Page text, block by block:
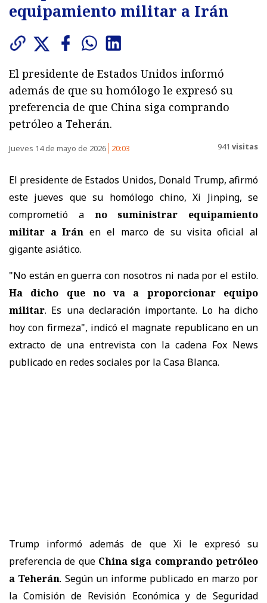
equipamiento militar a Irán
El presidente de Estados Unidos informó
además de que su homólogo le expresó su
preferencia de que China siga comprando
petróleo a Teherán.
Jueves 14 de mayo de 2026 20:03 941 visitas
El presidente de Estados Unidos, Donald Trump, afirmó
este jueves que su homólogo chino, Xi Jinping, se
comprometió a no suministrar equipamiento
militar a Irán en el marco de su visita oficial al
gigante asiático.
"No están en guerra con nosotros ni nada por el estilo.
Ha dicho que no va a proporcionar equipo
militar. Es una declaración importante. Lo ha dicho
hoy con firmeza", indicó el magnate republicano en un
extracto de una entrevista con la cadena Fox News
publicado en redes sociales por la Casa Blanca.
Trump informó además de que Xi le expresó su
preferencia de queChina siga comprando petróleo
a Teherán. Según un informe publicado en marzo por
la Comisión de Revisión Económica y de Seguridad